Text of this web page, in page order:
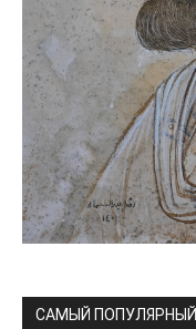
САМЫЙ ПОПУЛЯРНЫЙ